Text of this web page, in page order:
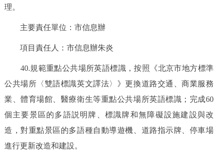
理。
主要責任單位：市信息辦
項目責任人：市信息辦朱炎
40.規範重點公共場所英語標識，按照《北京市地方標準
公共場所〈雙語標識英文譯法〉》更換道路交通、商業服務
業、體育場館、醫療衛生等重點公共場所英語標識；完成60
個主要景區的多語説明牌、標識牌和無障礙設施建設與改
造，對重點景區的多語種自動導遊機、道路指示牌、停車場
進行更新改造和建設。